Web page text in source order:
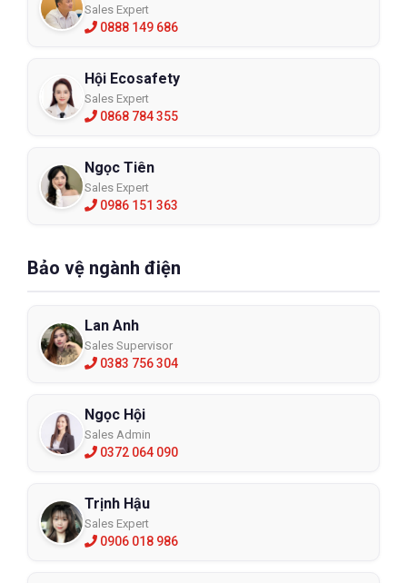
Sales Expert
0888 149 686
Hội Ecosafety
Sales Expert
0868 784 355
Ngọc Tiên
Sales Expert
0986 151 363
Bảo vệ ngành điện
Lan Anh
Sales Supervisor
0383 756 304
Ngọc Hội
Sales Admin
0372 064 090
Trịnh Hậu
Sales Expert
0906 018 986